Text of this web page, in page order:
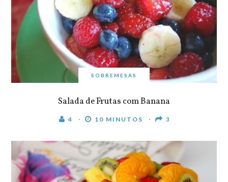
SOBREMESAS
Salada de Frutas com Banana
4 10 MINUTOS 3